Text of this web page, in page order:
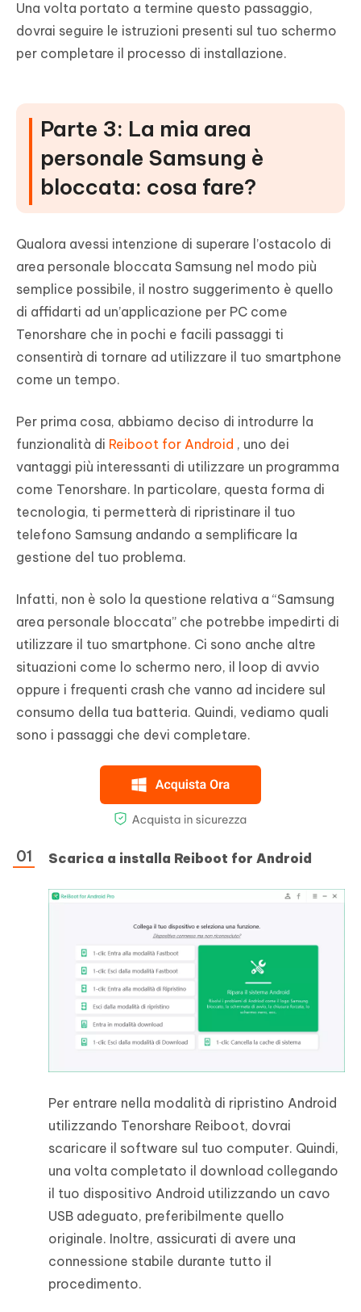
Una volta portato a termine questo passaggio,
dovrai seguire le istruzioni presenti sul tuo schermo
per completare il processo di installazione.
Parte 3: La mia area
personale Samsung è
bloccata: cosa fare?
Qualora avessi intenzione di superare l’ostacolo di
area personale bloccata Samsung nel modo più
semplice possibile, il nostro suggerimento è quello
di affidarti ad un’applicazione per PC come
Tenorshare che in pochi e facili passaggi ti
consentirà di tornare ad utilizzare il tuo smartphone
come un tempo.
Per prima cosa, abbiamo deciso di introdurre la
funzionalità di Reiboot for Android , uno dei
vantaggi più interessanti di utilizzare un programma
come Tenorshare. In particolare, questa forma di
tecnologia, ti permetterà di ripristinare il tuo
telefono Samsung andando a semplificare la
gestione del tuo problema.
Infatti, non è solo la questione relativa a “Samsung
area personale bloccata” che potrebbe impedirti di
utilizzare il tuo smartphone. Ci sono anche altre
situazioni come lo schermo nero, il loop di avvio
oppure i frequenti crash che vanno ad incidere sul
consumo della tua batteria. Quindi, vediamo quali
sono i passaggi che devi completare.
Scarica a installa Reiboot for Android
Per entrare nella modalità di ripristino Android
utilizzando Tenorshare Reiboot, dovrai
scaricare il software sul tuo computer. Quindi,
una volta completato il download collegando
il tuo dispositivo Android utilizzando un cavo
USB adeguato, preferibilmente quello
originale. Inoltre, assicurati di avere una
connessione stabile durante tutto il
procedimento.